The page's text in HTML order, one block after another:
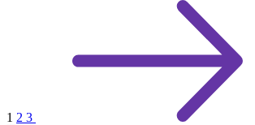
1 2 3